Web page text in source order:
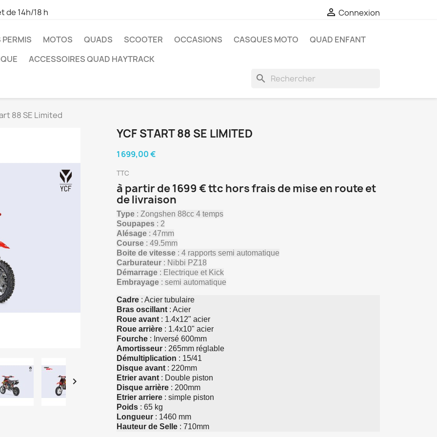
de 14h/18 h  Connexion
MOTOS QUADS SCOOTER OCCASIONS CASQUES MOTO
QUAD ENFANT
ACCESSOIRES QUAD HAYTRACK
search
88 SE Limited

YCF START 88 SE LIMITED
1 699,00 €
TTC
à partir de 1699 € ttc hors frais de mise en route et
de livraison
Type : Zongshen 88cc 4 temps
Soupapes : 2
Alésage : 47mm
Course : 49.5mm
Boite de vitesse : 4 rapports semi automatique
Carburateur : Nibbi PZ18
Démarrage : Electrique et Kick
Embrayage : semi automatique
Cadre : Acier tubulaire
Bras oscillant : Acier
Roue avant : 1.4x12" acier
Roue arrière : 1.4x10" acier
Fourche : Inversé 600mm
Amortisseur : 265mm réglable
Démultiplication : 15/41
Disque avant : 220mm
Etrier avant : Double piston
Disque arrière : 200mm
Etrier arriere : simple piston
Poids : 65 kg
Longueur : 1460 mm
Hauteur de Selle : 710mm